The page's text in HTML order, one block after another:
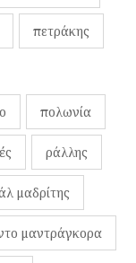
πετράκης
πολωνία
ράλλης
μαδρίτης
μαντράγκορα